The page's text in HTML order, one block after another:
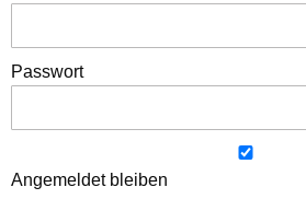
Passwort
Angemeldet bleiben